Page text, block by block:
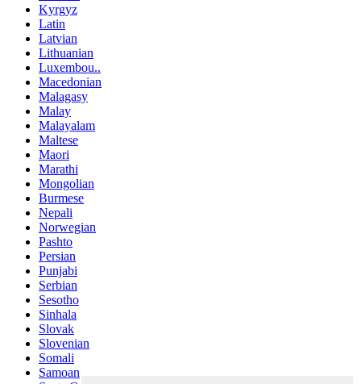
Kyrgyz
Latin
Latvian
Lithuanian
Luxembou..
Macedonian
Malagasy
Malay
Malayalam
Maltese
Maori
Marathi
Mongolian
Burmese
Nepali
Norwegian
Pashto
Persian
Punjabi
Serbian
Sesotho
Sinhala
Slovak
Slovenian
Somali
Samoan